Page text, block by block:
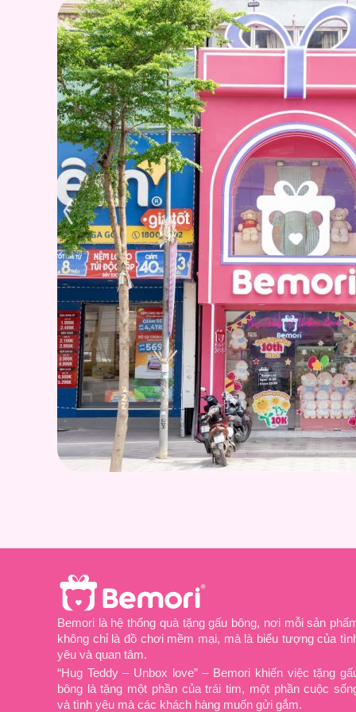
Bemori là hệ thống quà tặng gấu bông, nơi mỗi sản
không chỉ là đồ chơi mềm mại, mà là biểu tượng của
yêu và quan tâm.
“Hug Teddy – Unbox love” – Bemori khiến việc tặng
bông là tặng một phần của trái tim, một phần cuộc
và tình yêu mà các khách hàng muốn gửi gắm.